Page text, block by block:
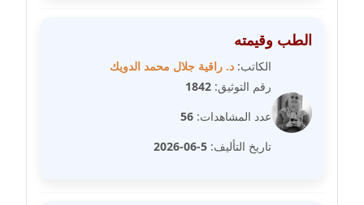
معلق
مدونة سلوى بدران
عاملة
مدونة سلوي جلال
عاملة
الطب وقيمته
الكاتب: د. راقية جلال محمد الدويك
رقم التوثيق: 1842
عدد المشاهدات: 56
تاريخ التأليف: 5-06-2026